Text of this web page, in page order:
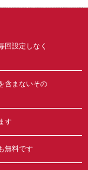
回設定しなく
含まないその
す
無料です